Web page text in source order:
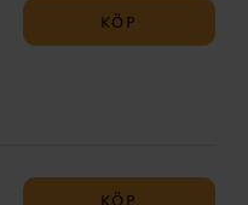
KÖP
KÖP